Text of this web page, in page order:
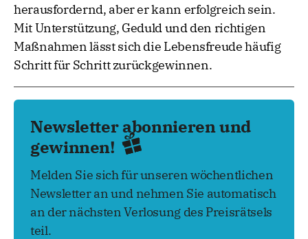
herausfordernd, aber er kann erfolgreich sein.
Mit Unterstützung, Geduld und den richtigen
Maßnahmen lässt sich die Lebensfreude häufig
Schritt für Schritt zurückgewinnen.
Newsletter abonnieren und
gewinnen!
Melden Sie sich für unseren wöchentlichen
Newsletter an und nehmen Sie automatisch
an der nächsten Verlosung des Preisrätsels
teil.